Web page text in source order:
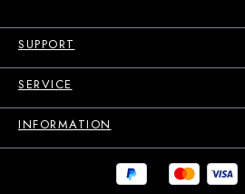
SUPPORT
SERVICE
INFORMATION